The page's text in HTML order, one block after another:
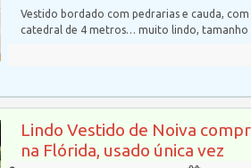
Vestido bordado com pedrarias e cauda,
catedral de 4 metros… muito lindo, tamanho
Lindo Vestido de Noiva
na Flórida, usado única vez